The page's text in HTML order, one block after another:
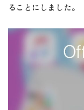
ることにしました。